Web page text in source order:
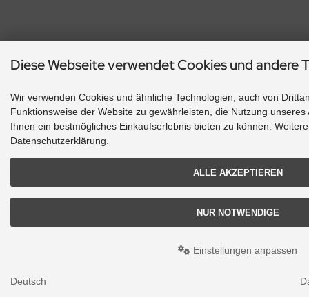
Diese Webseite verwendet Cookies und andere
Wir verwenden Cookies und ähnliche Technologien, auch von
Funktionsweise der Website zu gewährleisten, die Nutzung
Ihnen ein bestmögliches Einkaufserlebnis bieten zu können.
Datenschutzerklärung.
ALLE AKZEPTIEREN
NUR NOTWENDIGE
Einstellungen anpassen
Deutsch